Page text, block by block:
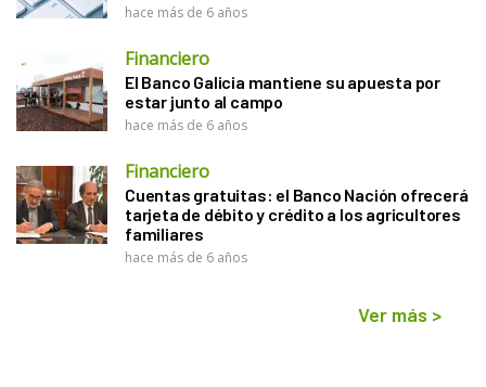
hace más de 6 años
Financiero
El Banco Galicia mantiene su apuesta por
estar junto al campo
hace más de 6 años
Financiero
Cuentas gratuitas: el Banco Nación ofrecerá
tarjeta de débito y crédito a los agricultores
familiares
hace más de 6 años
Ver más >